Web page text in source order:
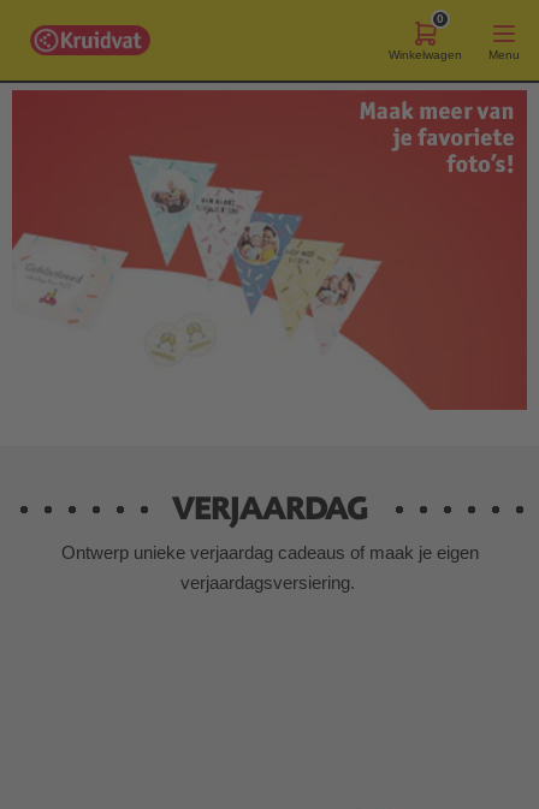
0
Winkelwagen Menu
VERJAARDAG
Ontwerp unieke verjaardag cadeaus of maak je eigen
verjaardagsversiering.